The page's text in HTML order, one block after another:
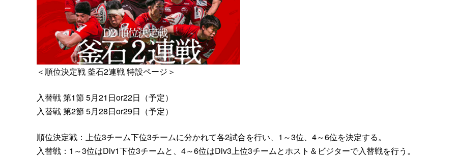
＜順位決定戦 釜石2連戦 特設ページ＞
入替戦 第1節 5月21日or22日（予定）
入替戦 第2節 5月28日or29日（予定）
順位決定戦：上位3チーム下位3チームに分かれて各2試合を行い、1～3位、4～6位を決定する。
入替戦：1～3位はDiv1下位3チームと、4～6位はDiv3上位3チームとホスト＆ビジターで入替戦を行う。